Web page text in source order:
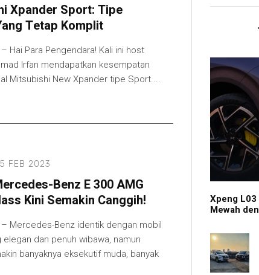
Xpander Sport: Tipe
Tetap Komplit
– Hai Para Pengendara! Kali ini host
Irfan mendapatkan kesempatan
Mitsubishi New Xpander tipe Sport....
FEB 2023
Benz E 300 AMG
Kini Semakin Canggih!
– Mercedes-Benz identik dengan mobil
elegan dan penuh wibawa, namun
banyaknya eksekutif muda, banyak
Xpeng
Mewah